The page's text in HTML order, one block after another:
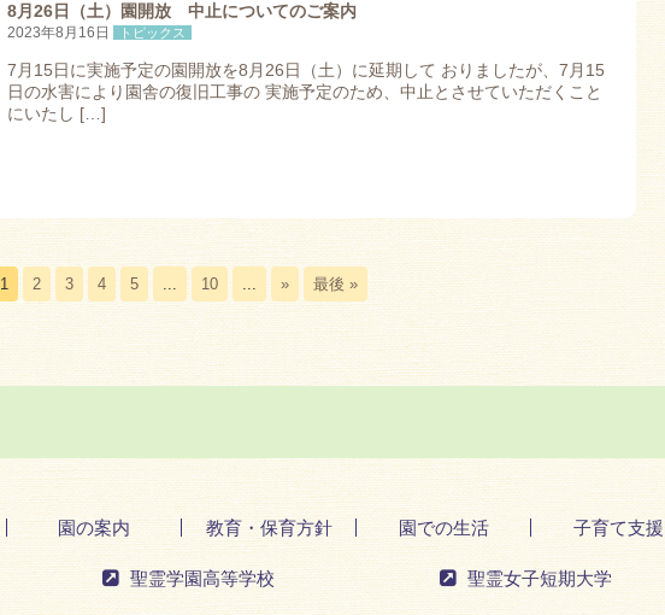
8月26日（土）園開放 中止についてのご案内
2023年8月16日 トピックス
7月15日に実施予定の園開放を8月26日（土）に延期して おりましたが、7月15
日の水害により園舎の復旧工事の 実施予定のため、中止とさせていただくこと
にいたし […]
1 2 3 4 5 ... 10 ... » 最後 »
園の案内 教育・保育方針 園での生活 子育て支援
聖霊学園高等学校 聖霊女子短期大学